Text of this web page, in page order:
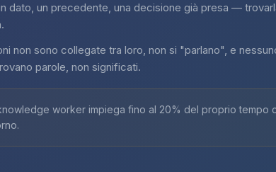
dato, un precedente, una decisione già presa —
non sono collegate tra loro, non si "parlano", e
parole, non significati.
worker impiega fino al 20% del proprio tempo